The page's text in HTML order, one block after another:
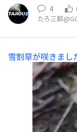
4
たろ三郎
雪割草が咲きまし